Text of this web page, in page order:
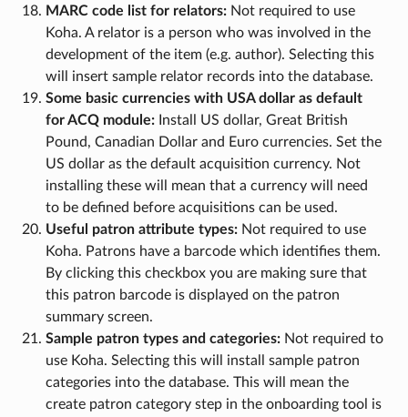
MARC code list for relators:Not required to use
Koha. A relator is a person who was involved in the
development of the item (e.g. author). Selecting this
will insert sample relator records into the database.
Some basic currencies with USA dollar as default
for ACQ module:Install US dollar, Great British
Pound, Canadian Dollar and Euro currencies. Set the
US dollar as the default acquisition currency. Not
installing these will mean that a currency will need
to be defined before acquisitions can be used.
Useful patron attribute types:Not required to use
Koha. Patrons have a barcode which identifies them.
By clicking this checkbox you are making sure that
this patron barcode is displayed on the patron
summary screen.
Sample patron types and categories:Not required to
use Koha. Selecting this will install sample patron
categories into the database. This will mean the
create patron category step in the onboarding tool is